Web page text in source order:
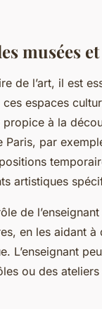
musées
de l’art, il est
espaces
à la
par
artistiques
de
en les aidant
L’enseignant
ou des